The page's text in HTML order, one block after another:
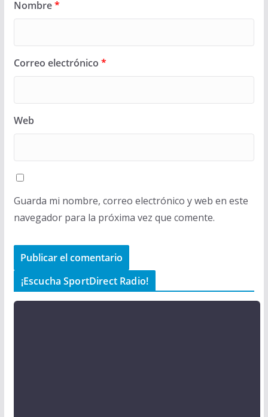
Nombre*
Correo electrónico *
Web
Guarda mi nombre, correo electrónico y web en este
navegador para la próxima vez que comente.
¡Escucha SportDirect Radio!